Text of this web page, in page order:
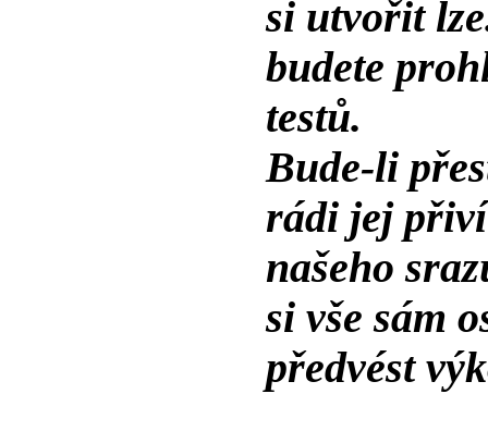
si utvořit
budete
testů.
Bude-li
rádi jej
našeho
si vše sám
předvést